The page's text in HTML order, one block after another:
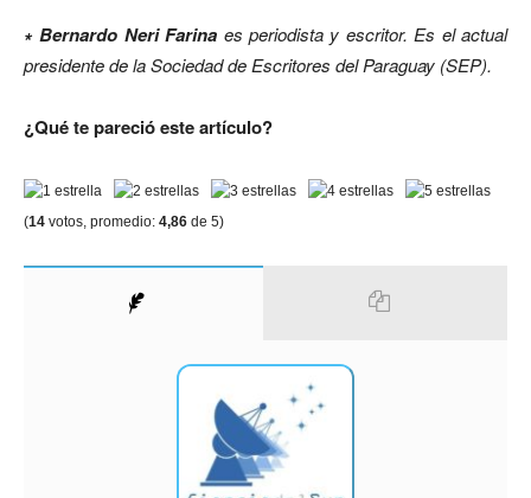
∗ Bernardo Neri Farina es periodista y escritor. Es el actual
presidente de la Sociedad de Escritores del Paraguay (SEP).
¿Qué te pareció este artículo?
(14 votos, promedio: 4,86 de 5)